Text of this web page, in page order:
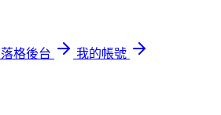
格後台
我的帳號